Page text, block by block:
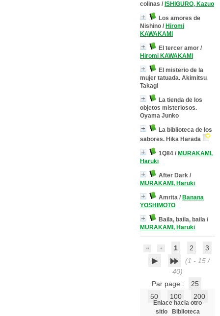
colinas / ISHIGURO, Kazuo
Los amores de
Nishino / Hiromi
KAWAKAMI
El tercer amor /
Hiromi KAWAKAMI
El misterio de la
mujer tatuada. Akimitsu
Takagi
La tienda de los
objetos misteriosos.
Oyama Junko
La biblioteca de los
sabores. Hika Harada
1Q84 / MURAKAMI,
Haruki
After Dark /
MURAKAMI, Haruki
Amrita / Banana
YOSHIMOTO
Baila, baila, baila /
MURAKAMI, Haruki
1 2
3
(1 - 15 /
40)
Par page :
25
50
100 200
Enlace hacia otro
sitio
Biblioteca